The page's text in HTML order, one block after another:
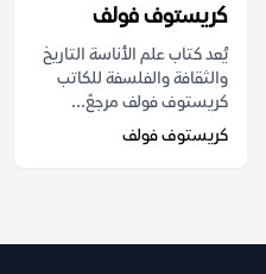
كريستوف فولف
يُعد كتاب علم الأناسة التاريخ
والثقافة والفلسفة للكاتب
كريستوف فولف مرجعً...
كريستوف فولف